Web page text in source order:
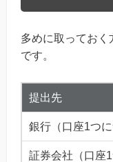
多めに取っておく
です。
提出先
銀行（口座1つに
証券会社（口座1